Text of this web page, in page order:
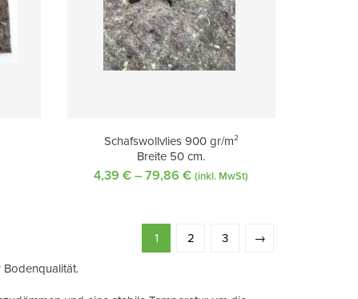
Schafswollvlies 900 gr/m²
Breite 50 cm.
4,39€ –79,86€ Preisspanne:
(inkl. MwSt)
1 2 3 →